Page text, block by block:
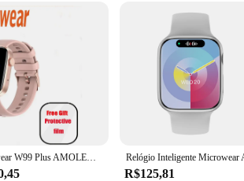
Microwear W99 Plus AMOLED Smartwatch para homens e mulheres, ChatGPT Compass, Series 9, NFC, OS10, relógio esportivo, Android, iOS, 45mm
R$125,81